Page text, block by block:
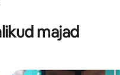
4,91/5, 169 hinnangut
majad